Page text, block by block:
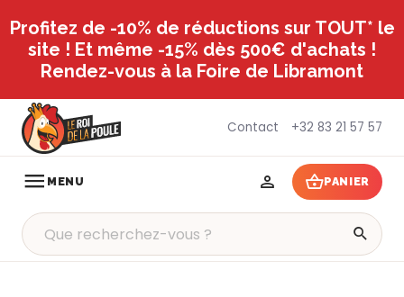
Profitez de -10% de réductions sur TOUT* le
site ! Et même -15% dès 500€ d'achats !
Rendez-vous à la Foire de Libramont
Contact +32 83 21 57 57
MENU PANIER